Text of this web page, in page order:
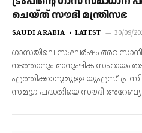
ചെയ്ത് സൗദി മന്ത്രിസഭ
SAUDI ARABIA LATEST 30/09/
ഗാസയിലെ സംഘർഷം
നടത്താനും മാനുഷിക സഹായം
എത്തിക്കാനുമുള്ള യുഎസ്
സമഗ്ര പദ്ധതിയെ സൗദി